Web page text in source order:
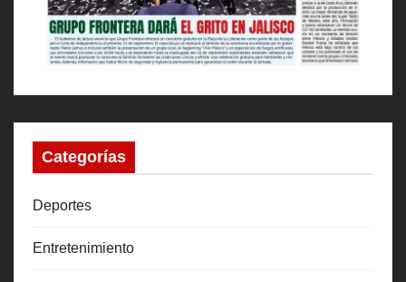
Categorías
Deportes
Entretenimiento